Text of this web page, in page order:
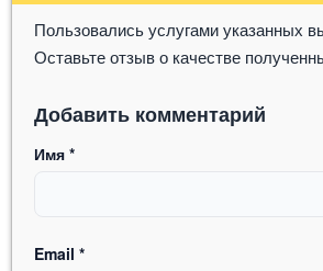
Пользовались услугами указанных
Оставьте отзыв о качестве
Добавить комментарий
Имя *
Email *